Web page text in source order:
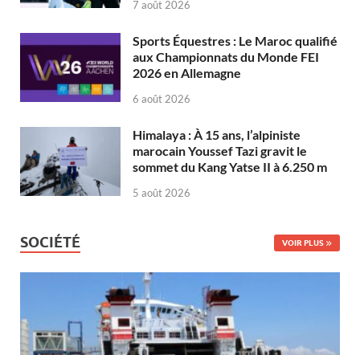
7 août 2026
Sports Équestres : Le Maroc qualifié
aux Championnats du Monde FEI
2026 en Allemagne
6 août 2026
Himalaya : À 15 ans, l’alpiniste
marocain Youssef Tazi gravit le
sommet du Kang Yatse II à 6.250 m
5 août 2026
SOCIÉTÉ VOIR PLUS